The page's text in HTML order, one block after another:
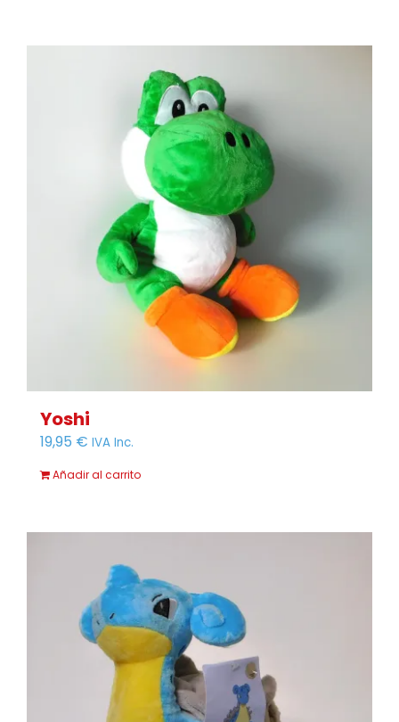
Yoshi
19,95 € IVA Inc.
Añadir al carrito